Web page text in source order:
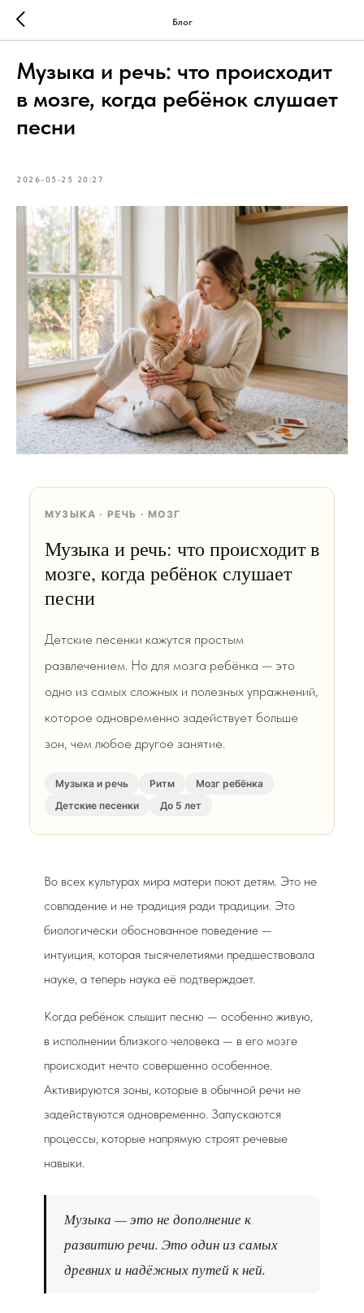
Блог
Музыка и речь: что происходит
в мозге, когда ребёнок слушает
песни
2026-05-25 20:27
МУЗЫКА · РЕЧЬ · МОЗГ
Музыка и речь: что происходит в
мозге, когда ребёнок слушает
песни
Детские песенки кажутся простым
развлечением. Но для мозга ребёнка — это
одно из самых сложных и полезных упражнений,
которое одновременно задействует больше
зон, чем любое другое занятие.
Музыка и речь Ритм
Мозг ребёнка
Детские песенки
До 5 лет
Во всех культурах мира матери поют детям. Это не
совпадение и не традиция ради традиции. Это
биологически обоснованное поведение —
интуиция, которая тысячелетиями предшествовала
науке, а теперь наука её подтверждает.
Когда ребёнок слышит песню — особенно живую,
в исполнении близкого человека — в его мозге
происходит нечто совершенно особенное.
Активируются зоны, которые в обычной речи не
задействуются одновременно. Запускаются
процессы, которые напрямую строят речевые
навыки.
Музыка — это не дополнение к
развитию речи. Это один из самых
древних и надёжных путей к ней.